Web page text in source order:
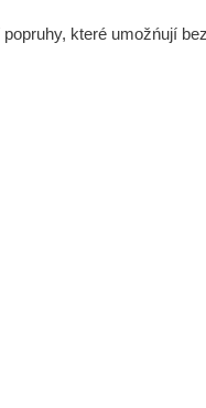
které umožńují